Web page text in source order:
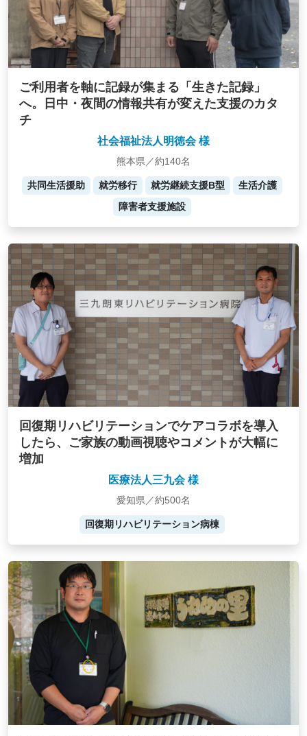
ご利用者を軸に記録が集まる「生きた記録」
へ。日中・夜間の情報共有が変えた支援のカタ
チ
社会福祉法人明徳会 様
熊本県／約140名
共同生活援助 就労移行 就労継続支援B型
生活介護
障害者支援施設
回復期リハビリテーションでケアコラボを導入
したら、ご家族の動画視聴やコメントが大幅に
増加
医療法人三九会 様
愛知県／約500名
回復期リハビリテーション病棟